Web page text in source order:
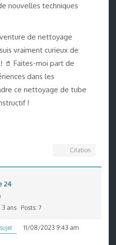
nouvelles techniques
de nettoyage
vraiment curieux de
🥤 Faites-moi part de
dans les
ce nettoyage de tube
!
Citation
24
3 ans Posts: 7
11/08/2023 9:43 am